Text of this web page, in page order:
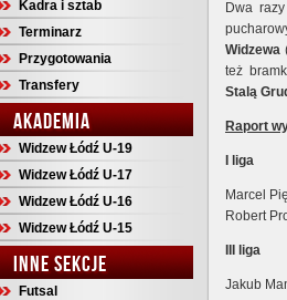
Kadra i sztab
Terminarz
Przygotowania
Transfery
AKADEMIA
Widzew Łódź U-19
Widzew Łódź U-17
Widzew Łódź U-16
Widzew Łódź U-15
INNE SEKCJE
Futsal
Dwa
Widzewa
też
Stalą
Raport
I liga
Marcel
Robert
III liga
Jakub